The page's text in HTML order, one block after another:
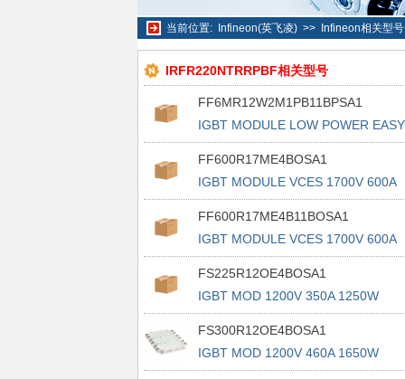
当前位置: Infineon(英飞凌)>> Infineon相关型号
IRFR220NTRRPBF相关型号
FF6MR12W2M1PB11BPSA1
IGBT MODULE LOW POWER EASY
FF600R17ME4BOSA1
IGBT MODULE VCES 1700V 600A
FF600R17ME4B11BOSA1
IGBT MODULE VCES 1700V 600A
FS225R12OE4BOSA1
IGBT MOD 1200V 350A 1250W
FS300R12OE4BOSA1
IGBT MOD 1200V 460A 1650W